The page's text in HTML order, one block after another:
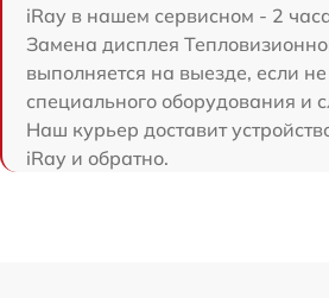
iRay в нашем сервисном - 2
Замена дисплея
выполняется на выезде, если не
специального оборудования и
Наш курьер доставит
iRay и обратно.